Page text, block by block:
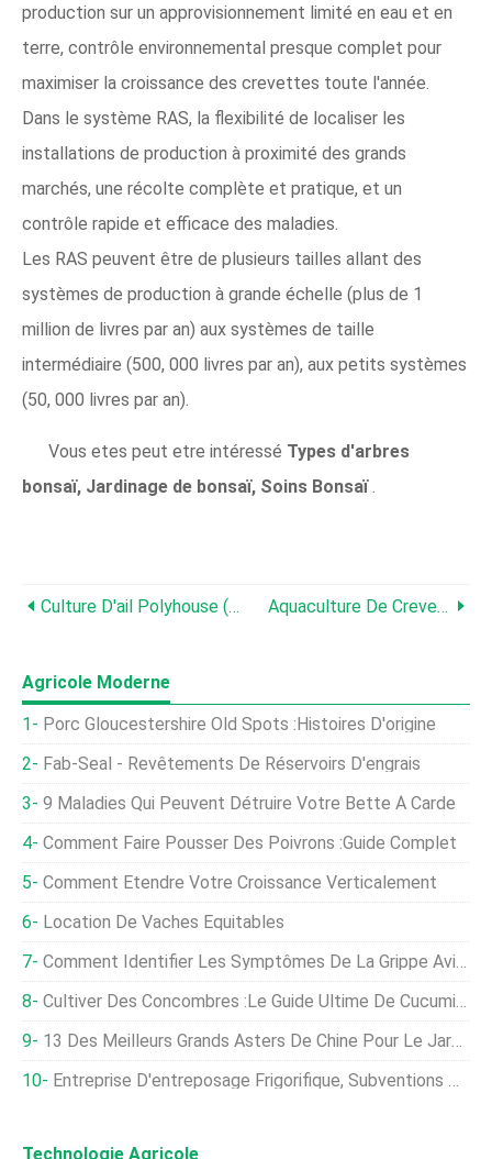
production sur un approvisionnement limité en eau et en
terre, contrôle environnemental presque complet pour
maximiser la croissance des crevettes toute l'année.
Dans le système RAS, la flexibilité de localiser les
installations de production à proximité des grands
marchés, une récolte complète et pratique, et un
contrôle rapide et efficace des maladies.
Les RAS peuvent être de plusieurs tailles allant des
systèmes de production à grande échelle (plus de 1
million de livres par an) aux systèmes de taille
intermédiaire (500, 000 livres par an), aux petits systèmes
(50, 000 livres par an).
Vous etes peut etre intéressé Types d'arbres
bonsaï, Jardinage de bonsaï, Soins Bonsaï.
Culture D'ail Polyhouse (Vellulli), Pratiques De Culture Aquaculture De Crevettes En Inde - Un Guide Complet
Agricole Moderne
Porc Gloucestershire Old Spots :Histoires D'origine
Fab-Seal - Revêtements De Réservoirs D'engrais
9 Maladies Qui Peuvent Détruire Votre Bette À Carde
Comment Faire Pousser Des Poivrons :guide Complet
Comment Étendre Votre Croissance Verticalement
Location De Vaches Équitables
Comment Identifier Les Symptômes De La Grippe Aviaire Chez Les Poulets
Cultiver Des Concombres :le Guide Ultime De Cucumis Sativus
13 Des Meilleurs Grands Asters De Chine Pour Le Jardin De Fin D'été
Entreprise D'entreposage Frigorifique, Subventions D'entreposage Frigorifique, Prêts
Technologie Agricole